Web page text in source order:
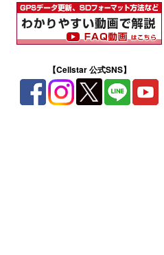
【Cellstar 公式SNS】